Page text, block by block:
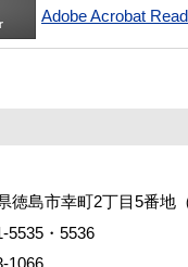
Adobe Acrobat
島市幸町2丁目5番地（
5535・5536